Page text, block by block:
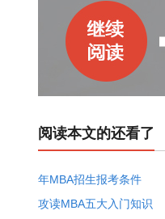
阅读本文的还看了
年MBA招生报考条件
攻读MBA五大入门知识